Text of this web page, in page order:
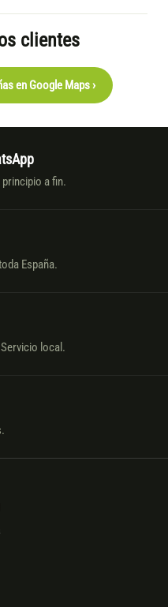
clientes
en Google Maps ›
a fin.
España.
local.